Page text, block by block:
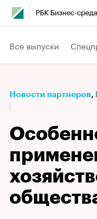
Все выпуски
Новости партнеров⁠,